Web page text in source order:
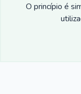
O princípio é